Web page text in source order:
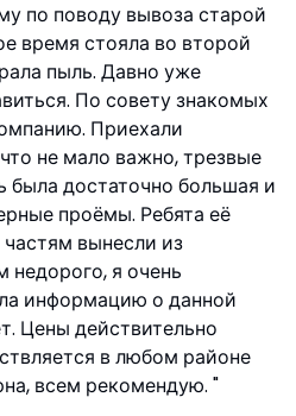
по поводу вывоза старой
время стояла во второй
пыль. Давно уже
По совету знакомых
Приехали
не мало важно, трезвые
достаточно большая и
проёмы. Ребята её
вынесли из
недорого, я очень
информацию о данной
Цены действительно
в любом районе
всем рекомендую.